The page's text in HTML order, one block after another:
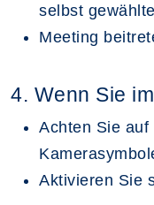
selbst
Meeting
4. Wenn Sie
Achten Sie auf
Aktivieren Sie